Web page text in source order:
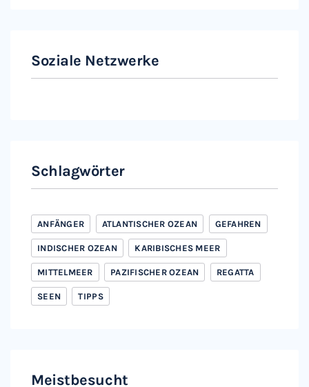
Soziale Netzwerke
Schlagwörter
ANFÄNGER ATLANTISCHER OZEAN GEFAHREN
INDISCHER OZEAN KARIBISCHES MEER
MITTELMEER PAZIFISCHER OZEAN REGATTA
SEEN TIPPS
Meistbesucht